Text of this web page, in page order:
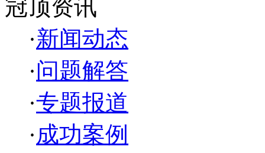
冠顶资讯
·新闻动态
·问题解答
·专题报道
·成功案例